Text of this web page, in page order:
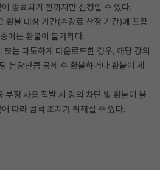
종료되기 전까지만 신청할 수 있다.
불 대상 기간(수강료 산정 기간)에 포함
에는 환불이 불가하다.
는 과도하게 다운로드한 경우, 해당 강의
분량만큼 공제 후 환불하거나 환불이 제
정 사용 적발 시 강의 차단 및 환불이 불
따라 법적 조치가 취해질 수 있다.